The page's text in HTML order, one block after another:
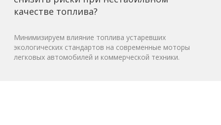
качестве топлива?
Минимизируем влияние топлива устаревших
экологических стандартов на современные моторы
легковых автомобилей и коммерческой техники.